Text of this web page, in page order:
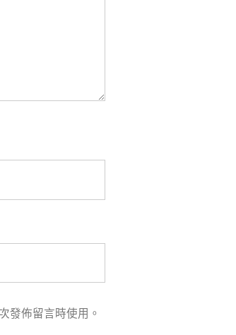
發佈留言時使用。